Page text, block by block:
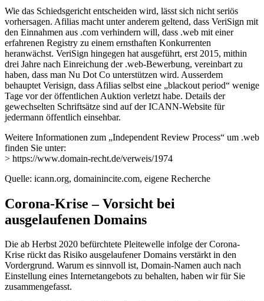
Wie das Schiedsgericht entscheiden wird, lässt sich nicht seriös
vorhersagen. Afilias macht unter anderem geltend, dass VeriSign mit
den Einnahmen aus .com verhindern will, dass .web mit einer
erfahrenen Registry zu einem ernsthaften Konkurrenten
heranwächst. VeriSign hingegen hat ausgeführt, erst 2015, mithin
drei Jahre nach Einreichung der .web-Bewerbung, vereinbart zu
haben, dass man Nu Dot Co unterstützen wird. Ausserdem
behauptet Verisign, dass Afilias selbst eine „blackout period“ wenige
Tage vor der öffentlichen Auktion verletzt habe. Details der
gewechselten Schriftsätze sind auf der ICANN-Website für
jedermann öffentlich einsehbar.
Weitere Informationen zum „Independent Review Process“ um .web
finden Sie unter:
> https://www.domain-recht.de/verweis/1974
Quelle: icann.org, domainincite.com, eigene Recherche
Corona-Krise – Vorsicht bei
ausgelaufenen Domains
Die ab Herbst 2020 befürchtete Pleitewelle infolge der Corona-
Krise rückt das Risiko ausgelaufener Domains verstärkt in den
Vordergrund. Warum es sinnvoll ist, Domain-Namen auch nach
Einstellung eines Internetangebots zu behalten, haben wir für Sie
zusammengefasst.